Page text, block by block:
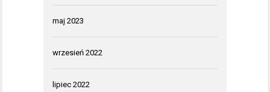
maj 2023
wrzesień 2022
lipiec 2022